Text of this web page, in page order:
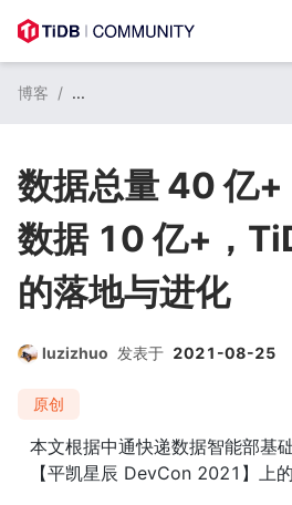
博客 / ...
数据总量 40 亿+
数据 10 亿+，
的落地与进化
luzizhuo 发表于 2021-08-25
原创
本文根据中通快递数据智能部基
【平凯星辰 DevCon 2021】上